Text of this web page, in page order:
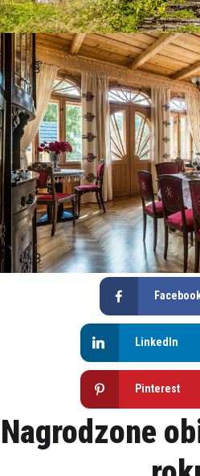
LinkedIn
Pinterest
Nagrodzone